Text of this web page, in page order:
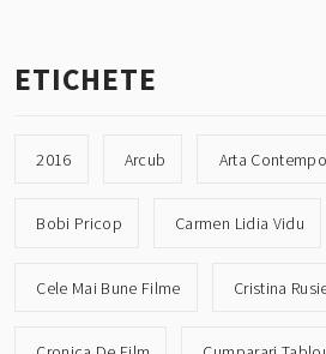
ETICHETE
2016 Arcub Arta
Bobi Pricop Carmen Lidia Vidu
Cele Mai Bune Filme Cristina